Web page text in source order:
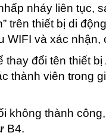
nháy liên tục,
trên thiết bị di
WIFI và xác nhận,
thay đổi tên thiết bị
thành viên trong
không thành
B4.